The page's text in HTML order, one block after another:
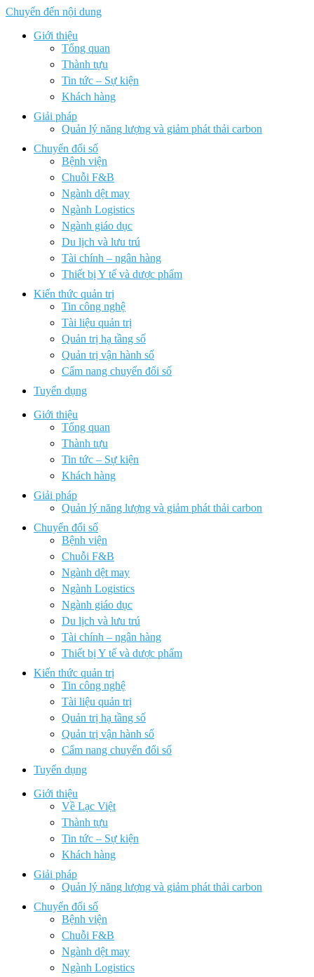
Chuyển đến nội dung
Giới thiệu
Tổng quan
Thành tựu
Tin tức – Sự kiện
Khách hàng
Giải pháp
Quản lý năng lượng và giảm phát thải carbon
Chuyển đổi số
Bệnh viện
Chuỗi F&B
Ngành dệt may
Ngành Logistics
Ngành giáo dục
Du lịch và lưu trú
Tài chính – ngân hàng
Thiết bị Y tế và dược phẩm
Kiến thức quản trị
Tin công nghệ
Tài liệu quản trị
Quản trị hạ tầng số
Quản trị vận hành số
Cẩm nang chuyển đổi số
Tuyển dụng
Giới thiệu
Tổng quan
Thành tựu
Tin tức – Sự kiện
Khách hàng
Giải pháp
Quản lý năng lượng và giảm phát thải carbon
Chuyển đổi số
Bệnh viện
Chuỗi F&B
Ngành dệt may
Ngành Logistics
Ngành giáo dục
Du lịch và lưu trú
Tài chính – ngân hàng
Thiết bị Y tế và dược phẩm
Kiến thức quản trị
Tin công nghệ
Tài liệu quản trị
Quản trị hạ tầng số
Quản trị vận hành số
Cẩm nang chuyển đổi số
Tuyển dụng
Giới thiệu
Về Lạc Việt
Thành tựu
Tin tức – Sự kiện
Khách hàng
Giải pháp
Quản lý năng lượng và giảm phát thải carbon
Chuyển đổi số
Bệnh viện
Chuỗi F&B
Ngành dệt may
Ngành Logistics